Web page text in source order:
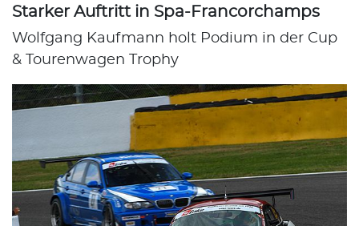
Starker Auftritt in Spa-Francorchamps
Wolfgang Kaufmann holt Podium in der Cup
& Tourenwagen Trophy